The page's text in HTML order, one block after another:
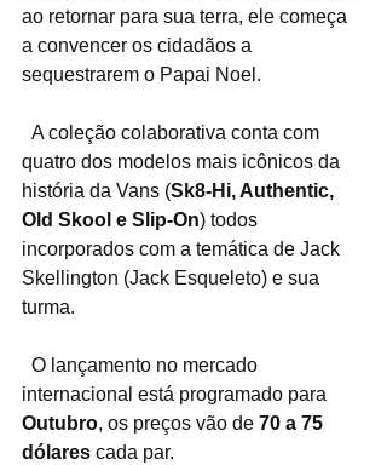
ao retornar para sua terra, ele começa
a convencer os cidadãos a
sequestrarem o Papai Noel.
quatro dos modelos mais icônicos da
história da Vans (Sk8-Hi, Authentic,
Old Skool e Slip-On) todos
incorporados com a temática de Jack
Skellington (Jack Esqueleto) e sua
turma.
internacional está programado para
Outubro, os preços vão de 70 a 75
dólares cada par.